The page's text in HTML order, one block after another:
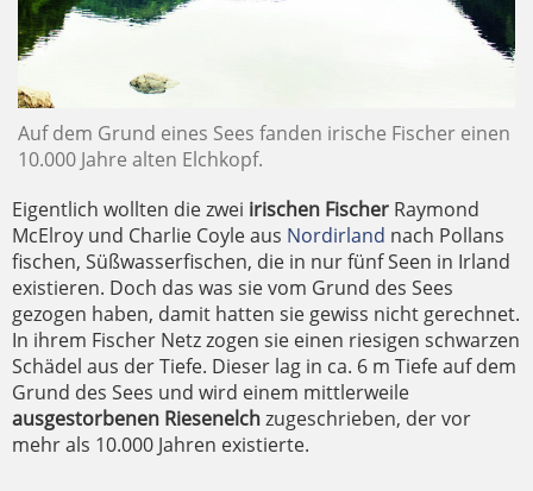
Auf dem Grund eines Sees fanden irische Fischer einen
10.000 Jahre alten Elchkopf.
Eigentlich wollten die zwei irischen Fischer Raymond
McElroy und Charlie Coyle aus Nordirland nach Pollans
fischen, Süßwasserfischen, die in nur fünf Seen in Irland
existieren. Doch das was sie vom Grund des Sees
gezogen haben, damit hatten sie gewiss nicht gerechnet.
In ihrem Fischer Netz zogen sie einen riesigen schwarzen
Schädel aus der Tiefe. Dieser lag in ca. 6 m Tiefe auf dem
Grund des Sees und wird einem mittlerweile
ausgestorbenen Riesenelchzugeschrieben, der vor
mehr als 10.000 Jahren existierte.